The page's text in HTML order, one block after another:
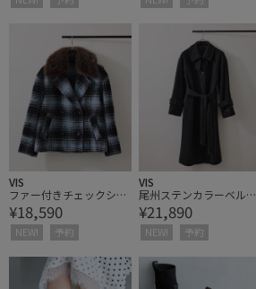
VIS
ファー付きチェックショ
ートコート
¥18,590
NEW! 予約
VIS
尾州ステンカラーベルテ
ッドコート/静電気防
止・WEB限定サイズ
¥21,890
NEW! 予約